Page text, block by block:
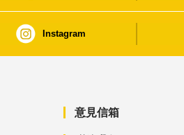
Instagram
意見信箱